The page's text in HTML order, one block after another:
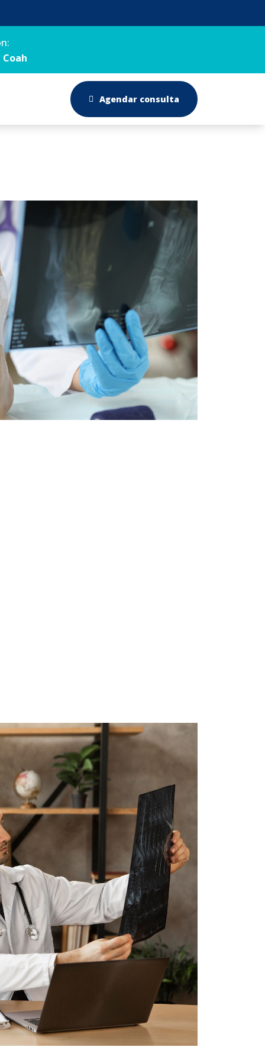
Agendar consulta